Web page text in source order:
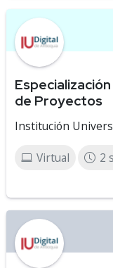
de Proyectos
Institución
Virtual 2